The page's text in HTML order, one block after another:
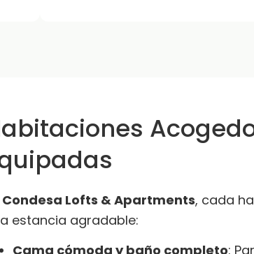
Condesa Lofts & Apartments, cada
estancia agradable:
Cama cómoda y baño completo: